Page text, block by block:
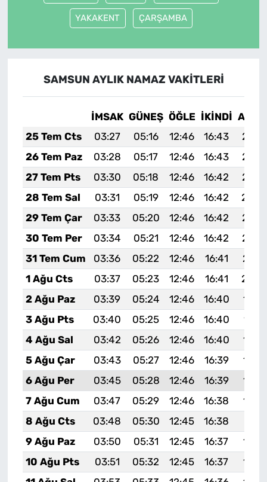
YAKAKENT ÇARŞAMBA
SAMSUN AYLIK NAMAZ VAKITLERI
İMSAK GÜNEŞ ÖĞLE İKINDI
25 Tem Cts
03:27 05:16 12:46 16:43
26 Tem Paz
03:28 05:17 12:46 16:43
27 Tem Pts
03:30 05:18 12:46 16:42
28 Tem Sal
03:31 05:19 12:46 16:42
29 Tem Çar
03:33 05:20 12:46 16:42
30 Tem Per
03:34 05:21 12:46 16:42
31 Tem Cum
03:36 05:22 12:46 16:41
1 Ağu Cts
03:37 05:23 12:46 16:41
2 Ağu Paz
03:39 05:24 12:46 16:40
3 Ağu Pts
03:40 05:25 12:46 16:40
19:57
4 Ağu Sal
03:42 05:26 12:46 16:40
5 Ağu Çar
03:43 05:27 12:46 16:39
6 Ağu Per
03:45 05:28 12:46 16:39
7 Ağu Cum
03:47 05:29 12:46 16:38
8 Ağu Cts
03:48 05:30 12:45 16:38
9 Ağu Paz
03:50 05:31 12:45 16:37
10 Ağu Pts
03:51 05:32 12:45 16:37